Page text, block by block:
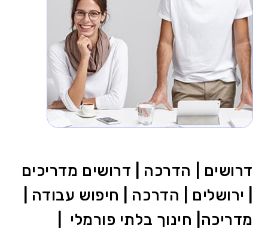
דרושים | הדרכה | דרושים מדריכים
| ירושלים | הדרכה | חיפוש עבודה |
מדריכה| חינוך בלתי פורמלי |